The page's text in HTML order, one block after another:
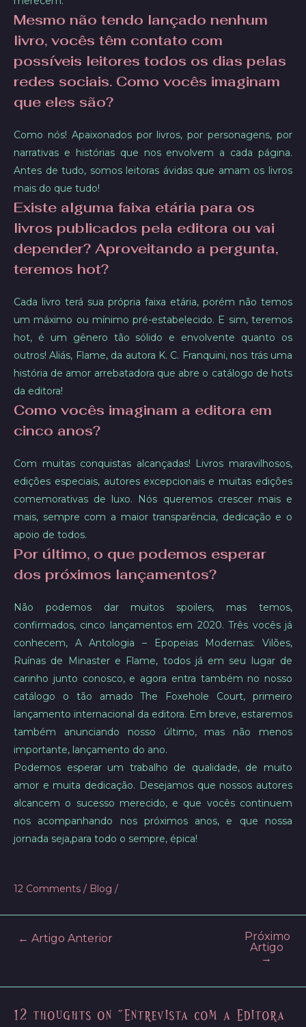
Mesmo não tendo lançado nenhum
livro, vocês têm contato com
possíveis leitores todos os dias pelas
redes sociais. Como vocês imaginam
que eles são?
Como nós! Apaixonados por livros, por personagens, por
narrativas e histórias que nos envolvem a cada página.
Antes de tudo, somos leitoras ávidas que amam os livros
mais do que tudo!
Existe alguma faixa etária para os
livros publicados pela editora ou vai
depender? Aproveitando a pergunta,
teremos hot?
Cada livro terá sua própria faixa etária, porém não temos
um máximo ou mínimo pré-estabelecido. E sim, teremos
hot, é um gênero tão sólido e envolvente quanto os
outros! Aliás, Flame, da autora K. C. Franquini, nos trás uma
história de amor arrebatadora que abre o catálogo de hots
da editora!
Como vocês imaginam a editora em
cinco anos?
Com muitas conquistas alcançadas! Livros maravilhosos,
edições especiais, autores excepcionais e muitas edições
comemorativas de luxo. Nós queremos crescer mais e
mais, sempre com a maior transparência, dedicação e o
apoio de todos.
Por último, o que podemos esperar
dos próximos lançamentos?
Não podemos dar muitos spoilers, mas temos,
confirmados, cinco lançamentos em 2020. Três vocês já
conhecem, A Antologia – Epopeias Modernas: Vilões,
Ruínas de Minaster e Flame, todos já em seu lugar de
carinho junto conosco, e agora entra também no nosso
catálogo o tão amado The Foxehole Court, primeiro
lançamento internacional da editora. Em breve, estaremos
também anunciando nosso último, mas não menos
importante, lançamento do ano.
Podemos esperar um trabalho de qualidade, de muito
amor e muita dedicação. Desejamos que nossos autores
alcancem o sucesso merecido, e que vocês continuem
nos acompanhando nos próximos anos, e que nossa
jornada seja,para todo o sempre, épica!
12 Comments / Blog /
Post← Artigo Anterior
Próximo
Artigo
→
12 thoughts on “Entrevista com a Editora